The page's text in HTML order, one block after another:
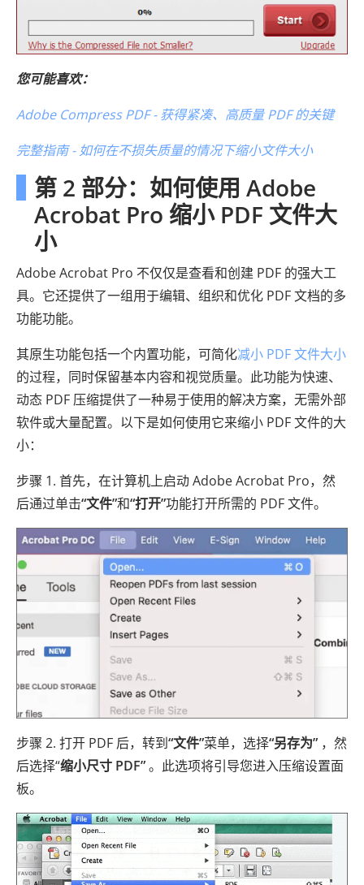
您可能喜欢：
Adobe Compress PDF - 获得紧凑、高质量 PDF 的关键
完整指南 - 如何在不损失质量的情况下缩小文件大小
第 2 部分：如何使用 Adob​​e
Acrobat Pro 缩小 PDF 文件大
小
Adobe Acrobat Pro 不仅仅是查看和创建 PDF 的强大工
具。它还提供了一组用于编辑、组织和优化 PDF 文档的多
功能功能。
其原生功能包括一个内置功能，可简化减小 PDF 文件大小
的过程，同时保留基本内容和视觉质量。此功能为快速、
动态 PDF 压缩提供了一种易于使用的解决方案，无需外部
软件或大量配置。以下是如何使用它来缩小 PDF 文件的大
小：
步骤 1. 首先，在计算机上启动 Adob​​e Acrobat Pro，然
后通过单击“文件”和“打开”功能打开所需的 PDF 文件。
步骤 2. 打开 PDF 后，转到“文件”菜单，选择“另存为” ，然
后选择“缩小尺寸 PDF”。此选项将引导您进入压缩设置面
板。